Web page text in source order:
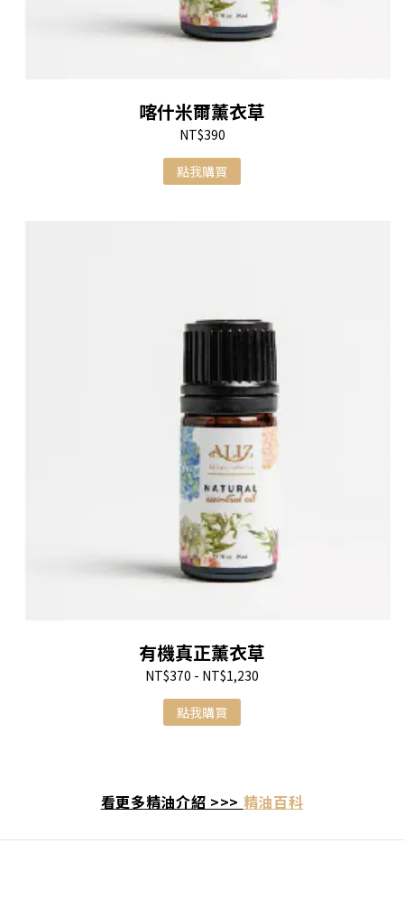
喀什米爾薰衣草
NT$390
點我購買
有機真正薰衣草
NT$370 - NT$1,230
點我購買
看更多精油介紹 >>> 精油百科